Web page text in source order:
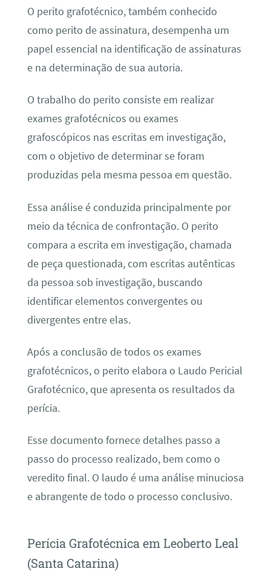
O perito grafotécnico, também conhecido
como perito de assinatura, desempenha um
papel essencial na identificação de assinaturas
e na determinação de sua autoria.
O trabalho do perito consiste em realizar
exames grafotécnicos ou exames
grafoscópicos nas escritas em investigação,
com o objetivo de determinar se foram
produzidas pela mesma pessoa em questão.
Essa análise é conduzida principalmente por
meio da técnica de confrontação. O perito
compara a escrita em investigação, chamada
de peça questionada, com escritas autênticas
da pessoa sob investigação, buscando
identificar elementos convergentes ou
divergentes entre elas.
Após a conclusão de todos os exames
grafotécnicos, o perito elabora o Laudo Pericial
Grafotécnico, que apresenta os resultados da
perícia.
Esse documento fornece detalhes passo a
passo do processo realizado, bem como o
veredito final. O laudo é uma análise minuciosa
e abrangente de todo o processo conclusivo.
Perícia Grafotécnica em Leoberto Leal
(Santa Catarina)